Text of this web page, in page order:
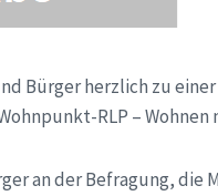
Bürger herzlich zu
RLP –
an der Befragung, die